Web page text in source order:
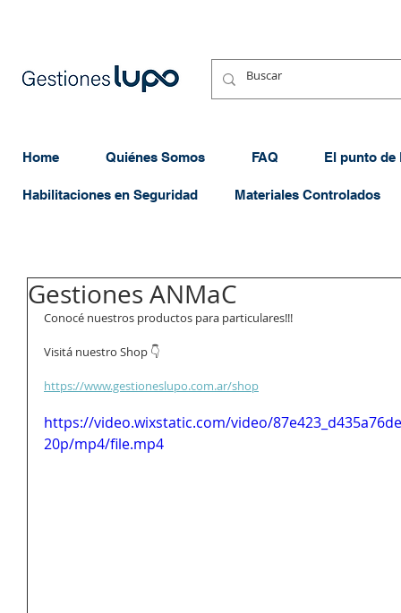
Home Quiénes Somos FAQ El punto de
Habilitaciones en Seguridad Materiales Controlados
Gestiones ANMaC
Conocé nuestros productos para particulares!!!
Visitá nuestro Shop 👇
https://www.gestioneslupo.com.ar/shop
https://video.wixstatic.com/video/
20p/mp4/file.mp4